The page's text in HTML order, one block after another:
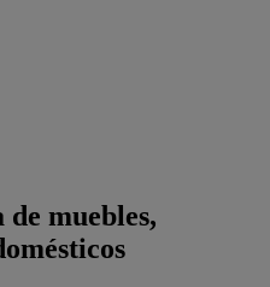
muebles,